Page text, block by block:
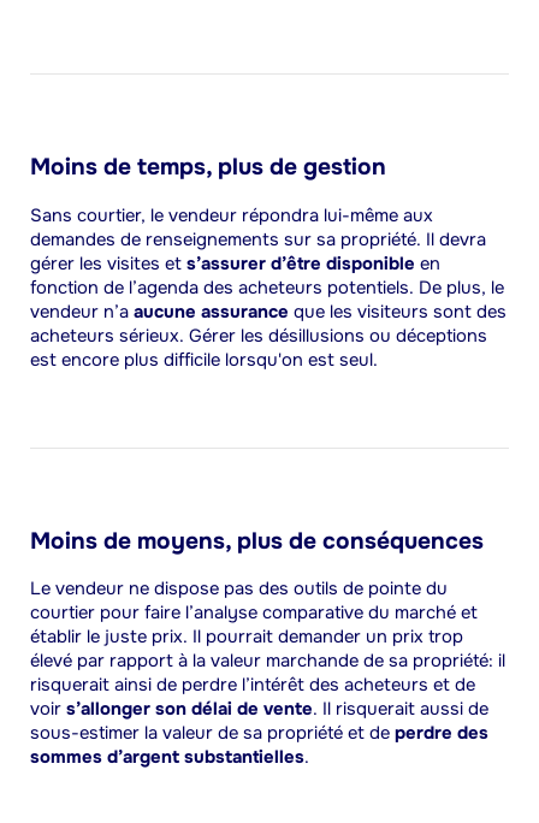
Moins de temps, plus de gestion
Sans courtier, le vendeur répondra lui-même aux
demandes de renseignements sur sa propriété. Il devra
gérer les visites et s’assurer d’être disponible en
fonction de l’agenda des acheteurs potentiels. De plus, le
vendeur n’a aucune assurance que les visiteurs sont des
acheteurs sérieux. Gérer les désillusions ou déceptions
est encore plus difficile lorsqu'on est seul.
Moins de moyens, plus de conséquences
Le vendeur ne dispose pas des outils de pointe du
courtier pour faire l’analyse comparative du marché et
établir le juste prix. Il pourrait demander un prix trop
élevé par rapport à la valeur marchande de sa propriété: il
risquerait ainsi de perdre l’intérêt des acheteurs et de
voir s’allonger son délai de vente. Il risquerait aussi de
sous-estimer la valeur de sa propriété et de perdre des
sommes d’argent substantielles.